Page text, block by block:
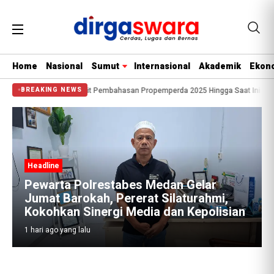
Home Nasional Sumut Internasional Akademik
BREAKING NEWS
Saat di Tanya Terkait Pembahasan Propemperda 2025 Hingga Saat Ini Belum
Gelar
Silaturahmi,
dan Kepolisian